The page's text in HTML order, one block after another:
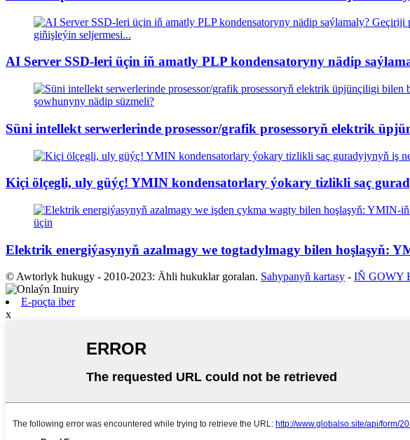
AI Server SSD-leri üçin iň amatly PLP kondensatoryny nädip
Süni intellekt serwerlerinde prosessor/grafik prosessoryň elektrik
Kiçi ölçegli, uly güýç! YMIN kondensatorlary ýokary tizlikli saç
Elektrik energiýasynyň azalmagy we togtadylmagy bilen hoşlaşyň:
© Awtorlyk hukugy - 2010-2023: Ähli hukuklar goralan. Sahypanyň kartasy - IŇ GOWY
E-poçta iber
x